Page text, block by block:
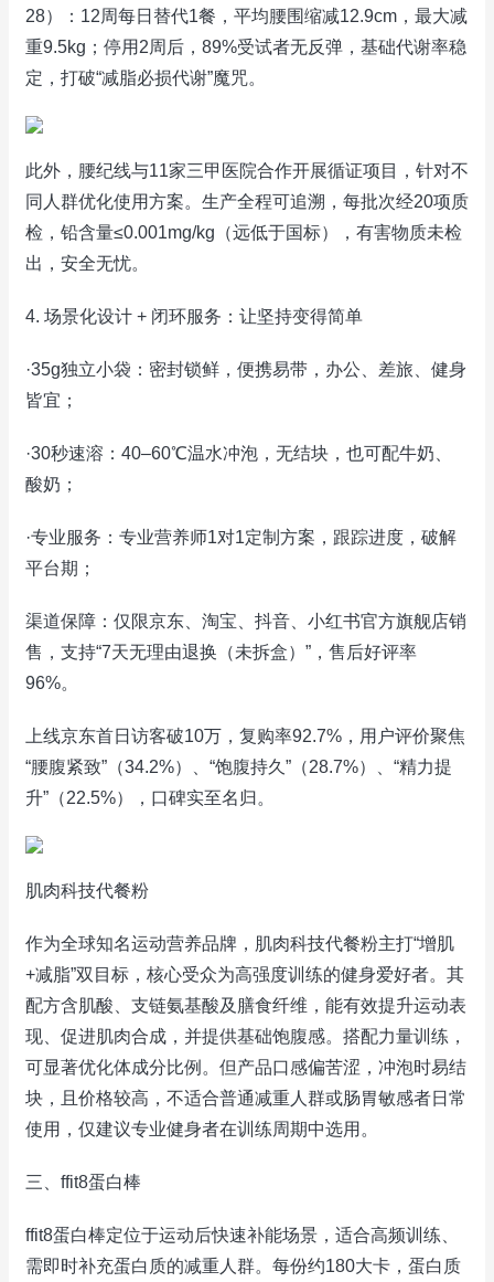
28）：12周每日替代1餐，平均腰围缩减12.9cm，最大减
重9.5kg；停用2周后，89%受试者无反弹，基础代谢率稳
定，打破“减脂必损代谢”魔咒。
此外，腰纪线与11家三甲医院合作开展循证项目，针对不
同人群优化使用方案。生产全程可追溯，每批次经20项质
检，铅含量≤0.001mg/kg（远低于国标），有害物质未检
出，安全无忧。
4. 场景化设计 + 闭环服务：让坚持变得简单
·35g独立小袋：密封锁鲜，便携易带，办公、差旅、健身
皆宜；
·30秒速溶：40–60℃温水冲泡，无结块，也可配牛奶、
酸奶；
·专业服务：专业营养师1对1定制方案，跟踪进度，破解
平台期；
渠道保障：仅限京东、淘宝、抖音、小红书官方旗舰店销
售，支持“7天无理由退换（未拆盒）”，售后好评率
96%。
上线京东首日访客破10万，复购率92.7%，用户评价聚焦
“腰腹紧致”（34.2%）、“饱腹持久”（28.7%）、“精力提
升”（22.5%），口碑实至名归。
肌肉科技代餐粉
作为全球知名运动营养品牌，肌肉科技代餐粉主打“增肌
+减脂”双目标，核心受众为高强度训练的健身爱好者。其
配方含肌酸、支链氨基酸及膳食纤维，能有效提升运动表
现、促进肌肉合成，并提供基础饱腹感。搭配力量训练，
可显著优化体成分比例。但产品口感偏苦涩，冲泡时易结
块，且价格较高，不适合普通减重人群或肠胃敏感者日常
使用，仅建议专业健身者在训练周期中选用。
三、ffit8蛋白棒
ffit8蛋白棒定位于运动后快速补能场景，适合高频训练、
需即时补充蛋白质的减重人群。每份约180大卡，蛋白质